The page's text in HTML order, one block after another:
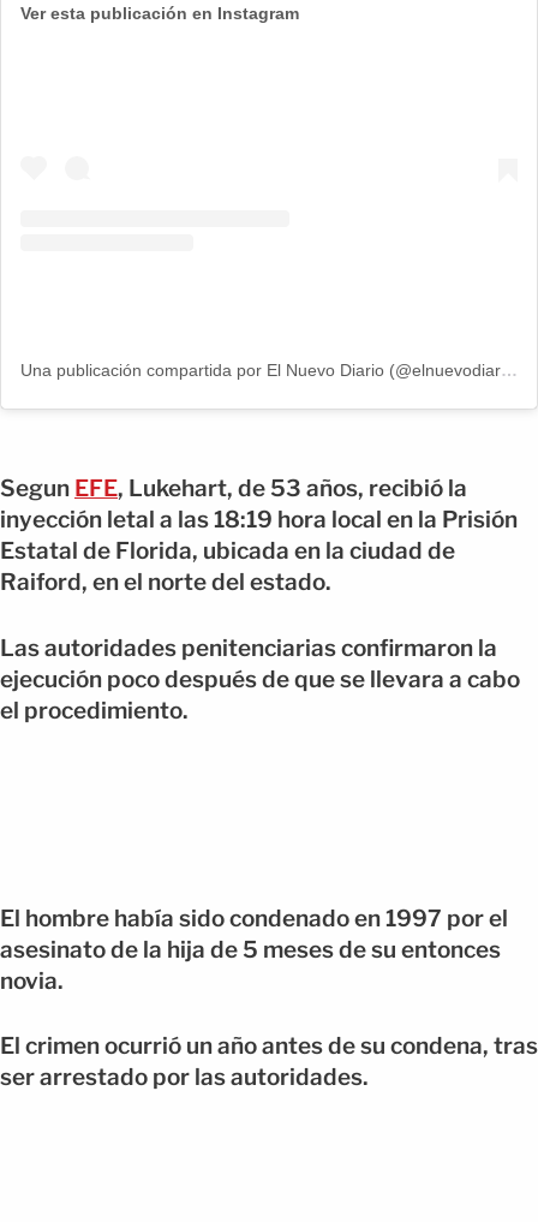
Ver esta publicación en Instagram
Una publicación compartida por El Nuevo Diario (@elnuevodiariord)
Segun EFE, Lukehart, de 53 años, recibió la
inyección letal a las 18:19 hora local en la Prisión
Estatal de Florida, ubicada en la ciudad de
Raiford, en el norte del estado.
Las autoridades penitenciarias confirmaron la
ejecución poco después de que se llevara a cabo
el procedimiento.
El hombre había sido condenado en 1997 por el
asesinato de la hija de 5 meses de su entonces
novia.
El crimen ocurrió un año antes de su condena, tras
ser arrestado por las autoridades.